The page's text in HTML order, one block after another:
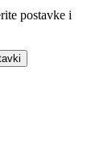
postavke i